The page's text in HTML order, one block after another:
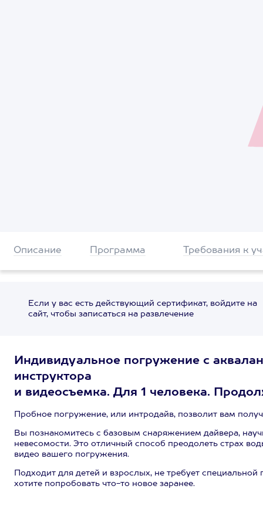
Описание Программа Требования к
Если у вас есть действующий сертификат, войдите на
сайт, чтобы записаться на развлечение
Индивидуальное погружение с
инструктора
и видеосъемка. Для 1 человека.
Пробное погружение, или интродайв, позволит вам
Вы познакомитесь с базовым снаряжением дайвера,
невесомости. Это отличный способ преодолеть страх
видео вашего погружения.
Подходит для детей и взрослых, не требует
хотите попробовать что-то новое заранее.